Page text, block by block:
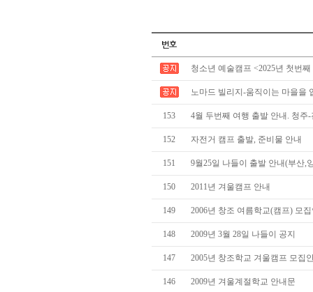
청소년 예술캠프 <2025년 첫번
노마드 빌리지-움직이는 마을을
153 4월 두번째 여행 출발 안내. 청주
152 자전거 캠프 출발, 준비물 안내
151 9월25일 나들이 출발 안내(부산,
150 2011년 겨울캠프 안내
149 2006년 창조 여름학교(캠프) 모
148 2009년 3월 28일 나들이 공지
147 2005년 창조학교 겨울캠프 모집
146 2009년 겨울계절학교 안내문